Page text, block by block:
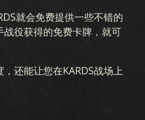
就会免费提供一些不错的
役获得的免费卡牌，就可
还能让您在KARDS战场上